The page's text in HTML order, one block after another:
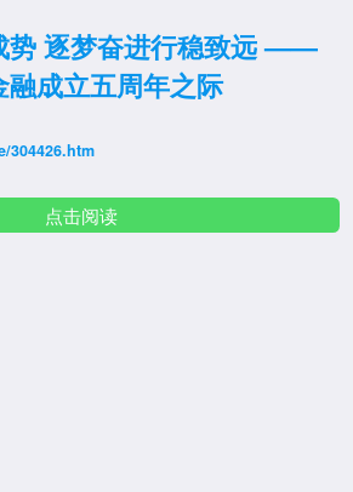
势 逐梦奋进行稳致远 ——
成立五周年之际
304426.htm
点击阅读